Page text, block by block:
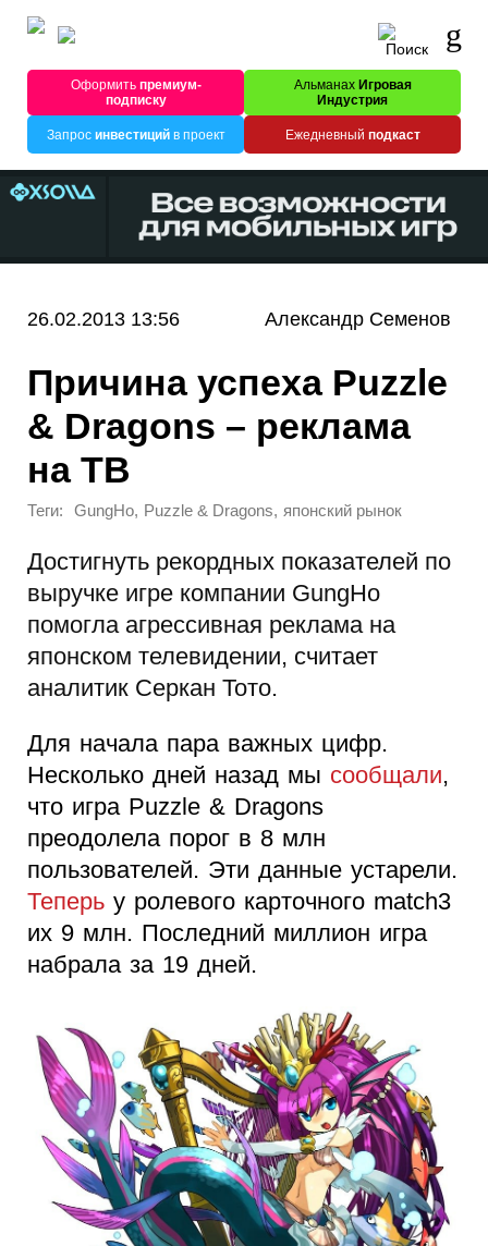
Оформитьпремиум-
подписку
Альманах Игровая
Индустрия
Запрос инвестицийв проект Ежедневный подкаст
26.02.2013 13:56 Александр Семенов
Причина успеха Puzzle
& Dragons – реклама
на ТВ
Теги: GungHo, Puzzle & Dragons, японский рынок
Достигнуть рекордных показателей по
выручке игре компании GungHo
помогла агрессивная реклама на
японском телевидении, считает
аналитик Серкан Тото.
Для начала пара важных цифр.
Несколько дней назад мы сообщали,
что игра Puzzle & Dragons
преодолела порог в 8 млн
пользователей. Эти данные устарели.
Теперь у ролевого карточного match3
их 9 млн. Последний миллион игра
набрала за 19 дней.